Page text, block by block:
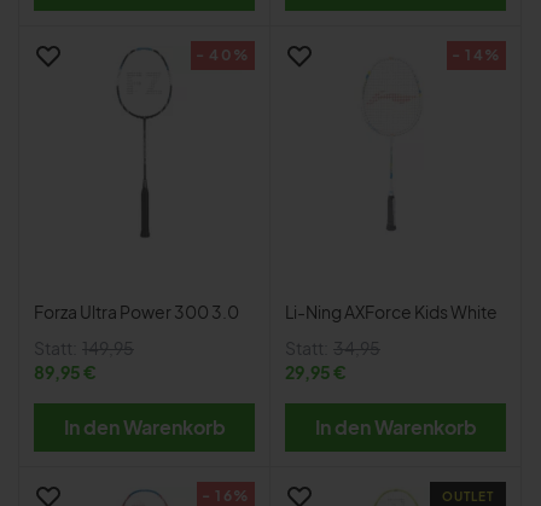
- 40%
Forza Ultra Power 300 3.0
Statt: 149,95
89,95 €
In den Warenkorb
- 14%
Li-Ning AXForce Kids White
Statt: 34,95
29,95 €
In den Warenkorb
- 16% OUTLET